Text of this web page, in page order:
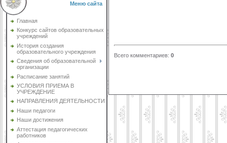
Меню сайта
Главная
Конкурс сайтов образовательных
учреждений
История создания
образовательного учреждения
Сведения об образовательной
организации
Расписание занятий
УСЛОВИЯ ПРИЕМА В
УЧРЕЖДЕНИЕ
НАПРАВЛЕНИЯ ДЕЯТЕЛЬНОСТИ
Наши педагоги
Наши достижения
Аттестация педагогических
работников
Всего комментариев: 0